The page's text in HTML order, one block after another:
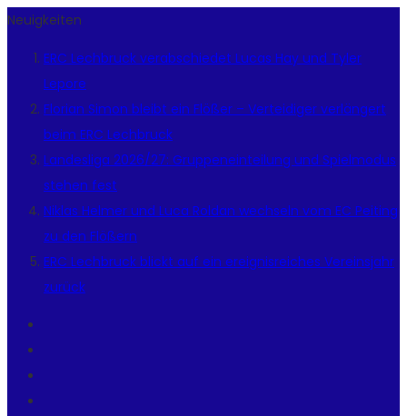
Neuigkeiten
ERC Lechbruck verabschiedet Lucas Hay und Tyler
Lepore
Florian Simon bleibt ein Flößer – Verteidiger verlängert
beim ERC Lechbruck
Landesliga 2026/27: Gruppeneinteilung und Spielmodus
stehen fest
Niklas Helmer und Luca Roldan wechseln vom EC Peiting
zu den Flößern
ERC Lechbruck blickt auf ein ereignisreiches Vereinsjahr
zurück